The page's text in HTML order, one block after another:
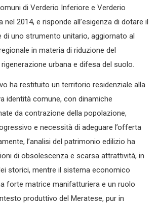
di Verderio Inferiore e Verderio
nel 2014, e risponde all’esigenza di dotare il
uno strumento unitario, aggiornato al
in materia di riduzione del
urbana e difesa del suolo.
ha restituito un territorio residenziale alla
identità comune, con dinamiche
da contrazione della popolazione,
e necessità di adeguare l’offerta
l’analisi del patrimonio edilizio ha
di obsolescenza e scarsa attrattività, in
storici, mentre il sistema economico
forte matrice manifatturiera e un ruolo
produttivo del Meratese, pur in